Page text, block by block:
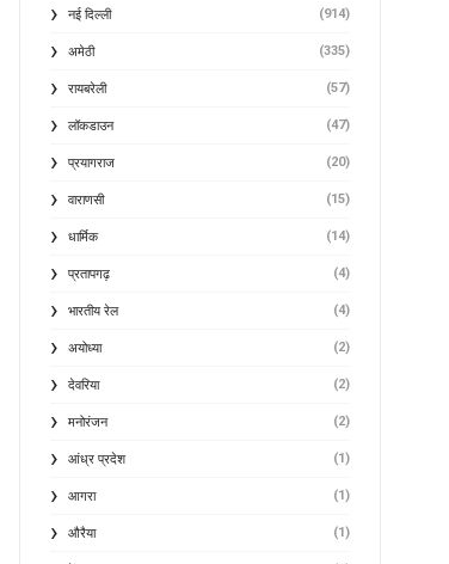
नई दिल्ली (914)
अमेठी (335)
रायबरेली (57)
लॉकडाउन (47)
प्रयागराज (20)
वाराणसी (15)
धार्मिक (14)
प्रतापगढ़ (4)
भारतीय रेल (4)
अयोध्या (2)
देवरिया (2)
मनोरंजन (2)
आंध्र प्रदेश (1)
आगरा (1)
औरैया (1)